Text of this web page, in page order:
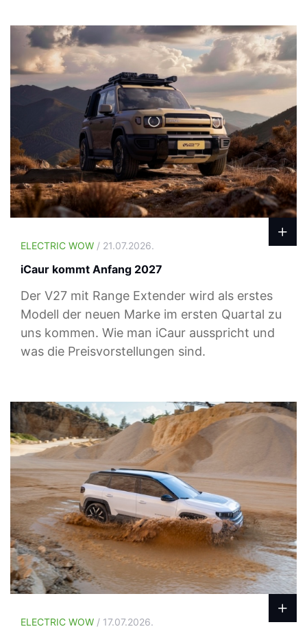
ELECTRIC WOW / 21.07.2026.
iCaur kommt Anfang 2027
Der V27 mit Range Extender wird als erstes
Modell der neuen Marke im ersten Quartal zu
uns kommen. Wie man iCaur ausspricht und
was die Preisvorstellungen sind.
ELECTRIC WOW / 17.07.2026.